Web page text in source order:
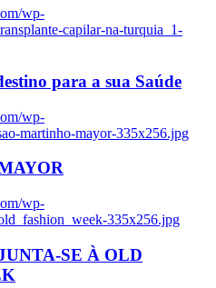
wp-
capilar-na-turquia_1-
para a sua Saúde
wp-
martinho-mayor-335x256.jpg
wp-
335x256.jpg
SE À OLD